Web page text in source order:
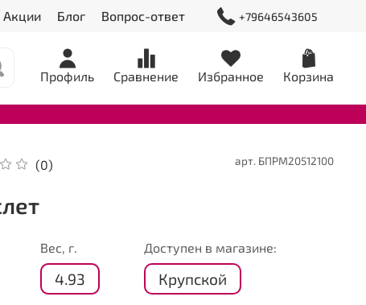
Акции Блог Вопрос-ответ +79646543605
Профиль Сравнение Избранное Корзина
(0) арт. БПРМ20512100
Вес, г.
4.93
Доступен в магазине:
Крупской